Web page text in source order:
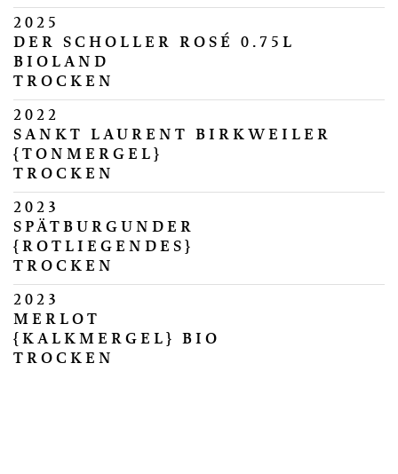
2025
DER SCHOLLER ROSÉ 0.75L
BIOLAND
TROCKEN
2022
SANKT LAURENT BIRKWEILER
{TONMERGEL}
TROCKEN
2023
SPÄTBURGUNDER
{ROTLIEGENDES}
TROCKEN
2023
MERLOT
{KALKMERGEL} BIO
TROCKEN